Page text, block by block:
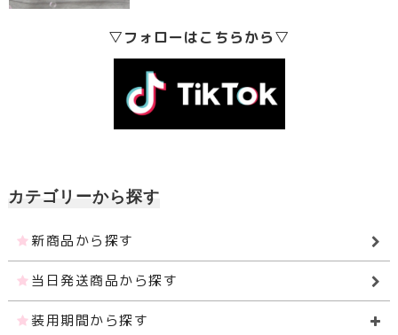
▽フォローはこちらから▽
カテゴリーから探す
新商品から探す
当日発送商品から探す
装用期間から探す